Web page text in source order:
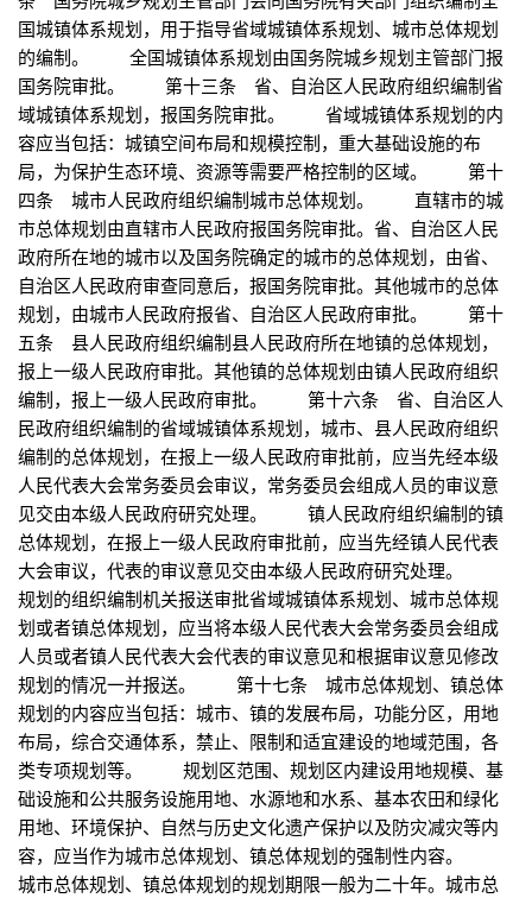
国城镇体系规划，用于指导省域城镇体系规划、城市总体规划
的编制。 全国城镇体系规划由国务院城乡规划主管部门报
国务院审批。 第十三条 省、自治区人民政府组织编制省
域城镇体系规划，报国务院审批。 省域城镇体系规划的内
容应当包括：城镇空间布局和规模控制，重大基础设施的布
局，为保护生态环境、资源等需要严格控制的区域。 第十
四条 城市人民政府组织编制城市总体规划。 直辖市的城
市总体规划由直辖市人民政府报国务院审批。省、自治区人民
政府所在地的城市以及国务院确定的城市的总体规划，由省、
自治区人民政府审查同意后，报国务院审批。其他城市的总体
规划，由城市人民政府报省、自治区人民政府审批。 第十
五条 县人民政府组织编制县人民政府所在地镇的总体规划，
报上一级人民政府审批。其他镇的总体规划由镇人民政府组织
编制，报上一级人民政府审批。 第十六条 省、自治区人
民政府组织编制的省域城镇体系规划，城市、县人民政府组织
编制的总体规划，在报上一级人民政府审批前，应当先经本级
人民代表大会常务委员会审议，常务委员会组成人员的审议意
见交由本级人民政府研究处理。 镇人民政府组织编制的镇
总体规划，在报上一级人民政府审批前，应当先经镇人民代表
大会审议，代表的审议意见交由本级人民政府研究处理。
规划的组织编制机关报送审批省域城镇体系规划、城市总体规
划或者镇总体规划，应当将本级人民代表大会常务委员会组成
人员或者镇人民代表大会代表的审议意见和根据审议意见修改
规划的情况一并报送。 第十七条 城市总体规划、镇总体
规划的内容应当包括：城市、镇的发展布局，功能分区，用地
布局，综合交通体系，禁止、限制和适宜建设的地域范围，各
类专项规划等。 规划区范围、规划区内建设用地规模、基
础设施和公共服务设施用地、水源地和水系、基本农田和绿化
用地、环境保护、自然与历史文化遗产保护以及防灾减灾等内
容，应当作为城市总体规划、镇总体规划的强制性内容。
城市总体规划、镇总体规划的规划期限一般为二十年。城市总